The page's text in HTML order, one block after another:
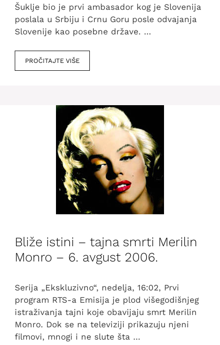
Šuklje bio je prvi ambasador kog je Slovenija
poslala u Srbiju i Crnu Goru posle odvajanja
Slovenije kao posebne države. …
PROČITAJTE VIŠE
Bliže istini – tajna smrti Merilin
Monro – 6. avgust 2006.
Serija „Ekskluzivno“, nedelja, 16:02, Prvi
program RTS-a Emisija je plod višegodišnjeg
istraživanja tajni koje obavijaju smrt Merilin
Monro. Dok se na televiziji prikazuju njeni
filmovi, mnogi i ne slute šta …